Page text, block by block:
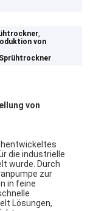
,
von
von
die industrielle
wurde. Durch
zur
in feine
Lösungen,